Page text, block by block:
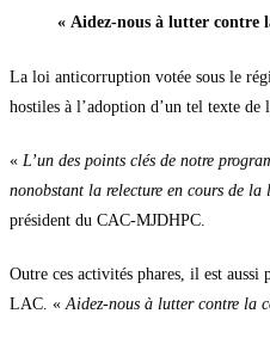
« Aidez-nous à lutter contre
La loi anticorruption votée sous le
hostiles à l’adoption d’un tel texte
« L’un des points clés de notre
nonobstant la relecture en cours de
président du CAC-MJDHPC.
Outre ces activités phares, il est
LAC. «Aidez-nous à lutter contre la